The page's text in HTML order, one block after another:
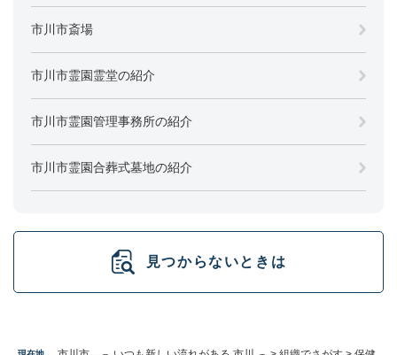
市川市斎場
市川市霊園霊堂の紹介
市川市霊園管理事務所の紹介
市川市霊園合葬式墓地の紹介
見つからないときは